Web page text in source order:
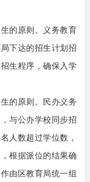
的原则。义务教育
下达的招生计划招
生程序，确保入学
的原则。民办义务
与公办学校同步招
人数超过学位数，
根据派位的结果确
由区教育局统一组